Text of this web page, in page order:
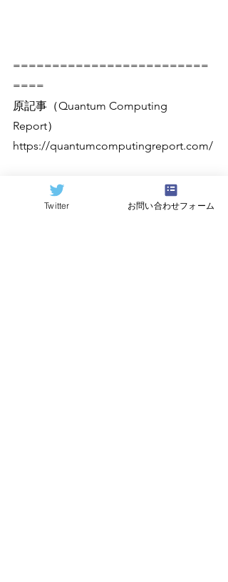
=========================
====
原記事（Quantum Computing
Report）
https://quantumcomputingreport.com/
翻訳：Hideki Hayashi
Twitter お問い合わせフォーム